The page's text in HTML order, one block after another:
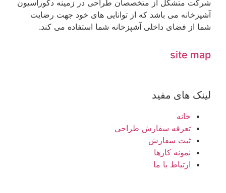
شرکت متشکل از متخصصان طراحی در زمینه دکوراسیون
آشپزخانه می باشد که از توانایی های خود جهت رضایت
شما از فضای داخلی آشپزخانه شما استفاده می کند.
site map
لینک های مفید
خانه
تعرفه سفارش طراحی
ثبت سفارش
نمونه کارها
ارتباط با ما